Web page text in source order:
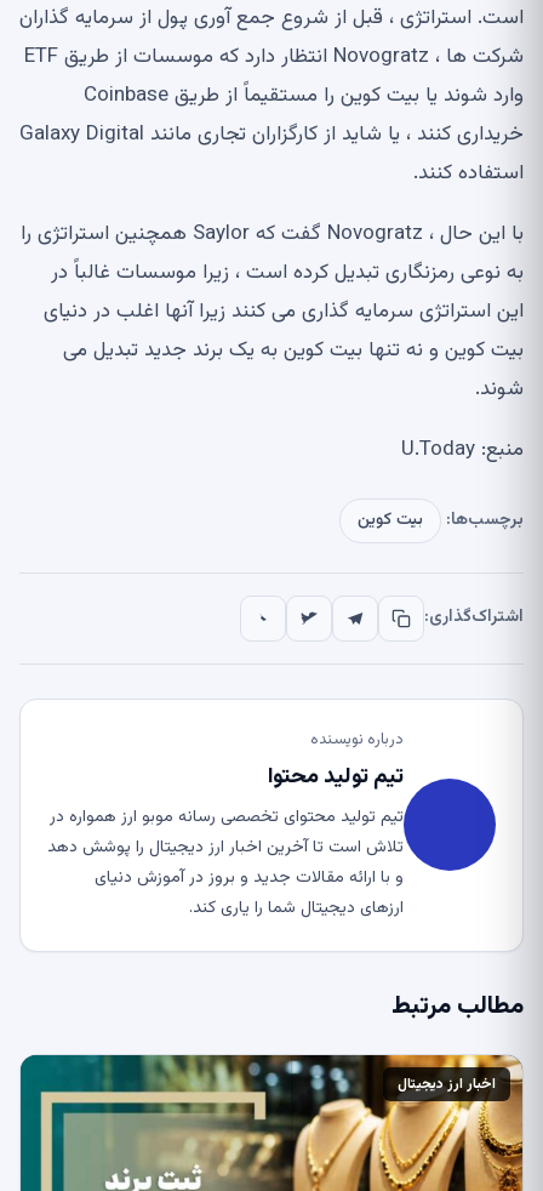
است. استراتژی ، قبل از شروع جمع آوری پول از سرمایه گذاران
شرکت ها ، Novogratz انتظار دارد که موسسات از طریق ETF
وارد شوند یا بیت کوین را مستقیماً از طریق Coinbase
خریداری کنند ، یا شاید از کارگزاران تجاری مانند Galaxy Digital
استفاده کنند.
با این حال ، Novogratz گفت که Saylor همچنین استراتژی را
به نوعی رمزنگاری تبدیل کرده است ، زیرا موسسات غالباً در
این استراتژی سرمایه گذاری می کنند زیرا آنها اغلب در دنیای
بیت کوین و نه تنها بیت کوین به یک برند جدید تبدیل می
شوند.
منبع: U.Today
برچسب‌ها: بیت کوین
اشتراک‌گذاری:
درباره نویسنده
تیم تولید محتوا
تیم تولید محتوای تخصصی رسانه موبو ارز همواره در
تلاش است تا آخرین اخبار ارز دیجیتال را پوشش دهد
و با ارائه مقالات جدید و بروز در آموزش دنیای
ارزهای دیجیتال شما را یاری کند.
مطالب مرتبط
اخبار ارز دیجیتال